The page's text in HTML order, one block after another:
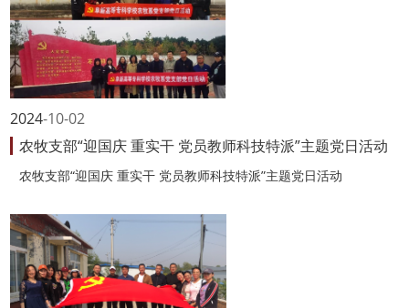
10-02
2024
农牧支部“迎国庆 重实干 党员教师科技特派”主题党日活动
农牧支部“迎国庆 重实干 党员教师科技特派”主题党日活动